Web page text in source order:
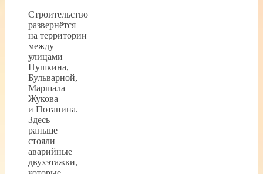
Строительство
развернётся
на территории
между
улицами
Пушкина,
Бульварной,
Маршала
Жукова
и Потанина.
Здесь
раньше
стояли
аварийные
двухэтажки,